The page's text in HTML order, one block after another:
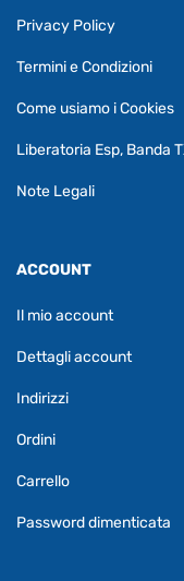
Privacy Policy
Termini e Condizioni
Come usiamo i Cookies
Liberatoria Esp, Banda
Note Legali
ACCOUNT
Il mio account
Dettagli account
Indirizzi
Ordini
Carrello
Password dimenticata